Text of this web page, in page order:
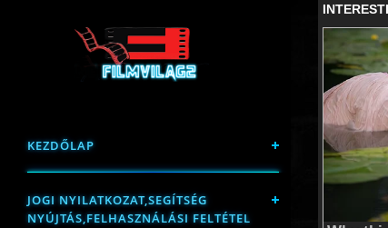
KEZDŐLAP
JOGI NYILATKOZAT,SEGÍTSÉG
NYÚJTÁS,FELHASZNÁLÁSI FELTÉTEL